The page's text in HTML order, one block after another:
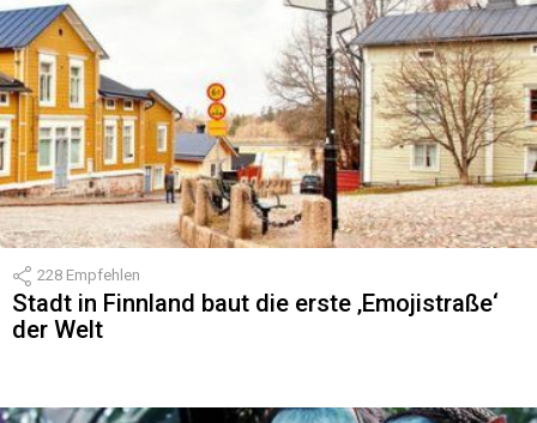
228 Empfehlen
Stadt in Finnland baut die erste ‚Emojistraße‘
der Welt